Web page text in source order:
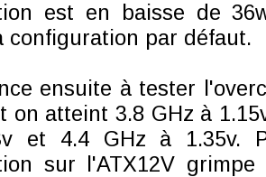
est en baisse de
configuration par défaut.
ensuite à tester
on atteint 3.8 GHz à
et 4.4 GHz à 1.35v.
sur l'ATX12V